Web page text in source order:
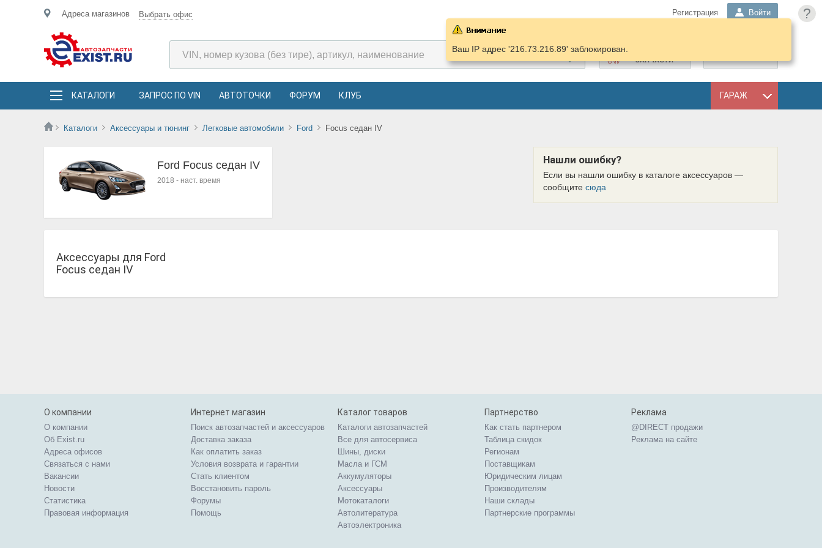
?
Адреса магазинов Выбрать офис Регистрация Войти
ЗАПЧАСТИ
КАТАЛОГИ ЗАПРОС ПО VIN АВТОТОЧКИ ФОРУМ КЛУБ ГАРАЖ
Каталоги Аксессуары и тюнинг Легковые автомобили Ford Focus седан IV
Ваш IP адрес '216.73.216.89' заблокирован.
Ford Focus седан IV
2018 - наст. время
Нашли ошибку?
Если вы нашли ошибку в каталоге аксессуаров —
сообщите сюда
Аксессуары для Ford
Focus седан IV
О компании
О компании
Об Exist.ru
Адреса офисов
Связаться с нами
Вакансии
Новости
Статистика
Правовая информация
Интернет магазин
Поиск автозапчастей и аксессуаров
Доставка заказа
Как оплатить заказ
Условия возврата и гарантии
Стать клиентом
Восстановить пароль
Форумы
Помощь
Каталог товаров
Каталоги автозапчастей
Все для автосервиса
Шины, диски
Масла и ГСМ
Аккумуляторы
Аксессуары
Мотокаталоги
Автолитература
Автоэлектроника
Партнерство
Как стать партнером
Таблица скидок
Регионам
Поставщикам
Юридическим лицам
Производителям
Наши склады
Партнерские программы
Реклама
@DIRECT продажи
Реклама на сайте